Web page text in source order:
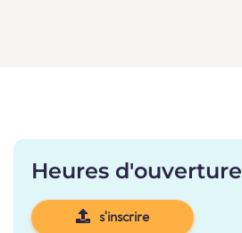
Heures d'ouverture
s'inscrire